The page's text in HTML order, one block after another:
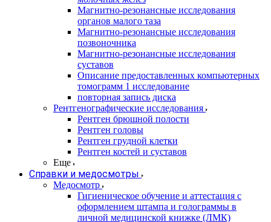
Магнитно-резонансные исследования
органов малого таза
Магнитно-резонансные исследования
позвоночника
Магнитно-резонансные исследования
суставов
Описание предоставленных компьютерных
томограмм 1 исследование
повторная запись диска
Рентгенографические исследования
Рентген брюшной полости
Рентген головы
Рентген грудной клетки
Рентген костей и суставов
Еще
Справки и медосмотры
Медосмотр
Гигиеническое обучение и аттестация с
оформлением штампа и голограммы в
личной медицинской книжке (ЛМК)